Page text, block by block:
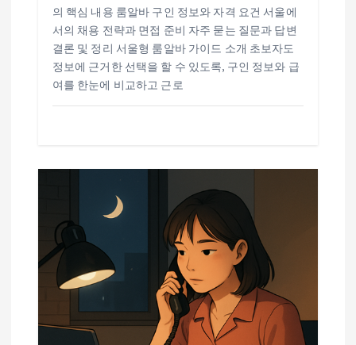
의 핵심 내용 룸알바 구인 정보와 자격 요건 서울에
서의 채용 전략과 면접 준비 자주 묻는 질문과 답변
결론 및 정리 서울형 룸알바 가이드 소개 초보자도
정보에 근거한 선택을 할 수 있도록, 구인 정보와 급
여를 한눈에 비교하고 근로